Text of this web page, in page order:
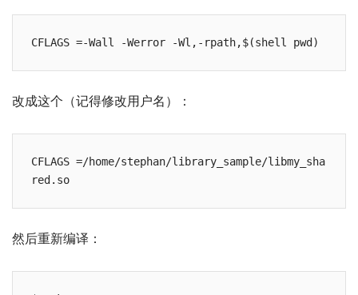
改成这个（记得修改用户名）：
CFLAGS =/home/stephan/library_sample/libmy_sha
然后重新编译：